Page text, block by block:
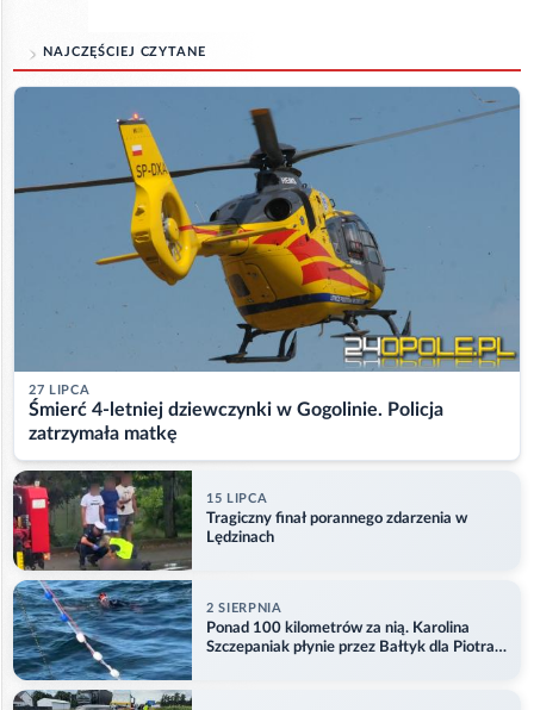
NAJCZĘŚCIEJ CZYTANE
27 LIPCA
Śmierć 4-letniej dziewczynki w Gogolinie. Policja
zatrzymała matkę
15 LIPCA
Tragiczny finał porannego zdarzenia w
Lędzinach
2 SIERPNIA
Ponad 100 kilometrów za nią. Karolina
Szczepaniak płynie przez Bałtyk dla Piotra.